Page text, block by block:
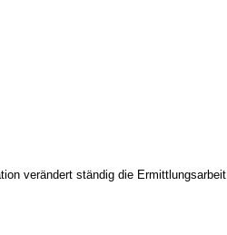
verändert ständig die Ermittlungsarbeit.